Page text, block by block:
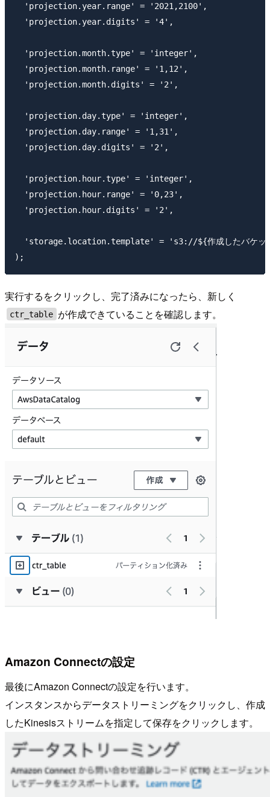
  'projection.year.range' = '2021,2100',
  'projection.year.digits' = '4',
  'projection.month.type' = 'integer',
  'projection.month.range' = '1,12',
  'projection.month.digits' = '2',
  'projection.day.type' = 'integer',
  'projection.day.range' = '1,31',
  'projection.day.digits' = '2',
  'projection.hour.type' = 'integer',
  'projection.hour.range' = '0,23',
  'projection.hour.digits' = '2',
'storage.location.template' = 's3://${作成したバケ
実行するをクリックし、完了済みになったら、新しく
ctr_table が作成できていることを確認します。
Amazon Connectの設定
最後にAmazon Connectの設定を行います。
インスタンスからデータストリーミングをクリックし、作成
したKinesisストリームを指定して保存をクリックします。